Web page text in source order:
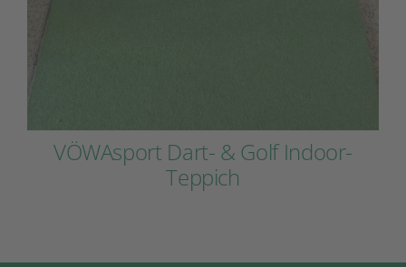
VÖWAsport Dart- & Golf Indoor-
Teppich